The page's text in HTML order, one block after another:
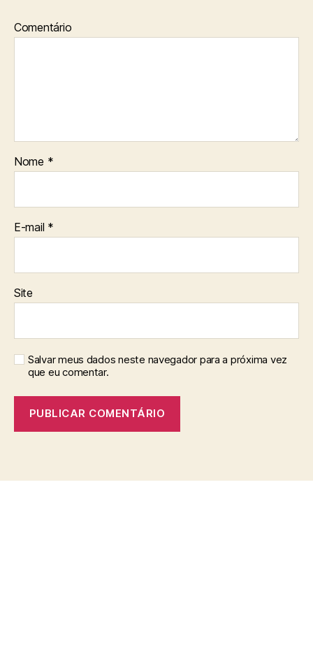
Comentário
Nome *
E-mail *
Site
Salvar meus dados neste navegador para a próxima vez
que eu comentar.